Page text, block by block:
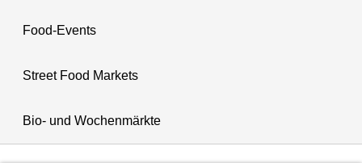
Food-Events
Street Food Markets
Bio- und Wochenmärkte